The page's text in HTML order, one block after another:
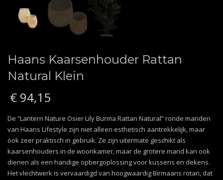
Haans Kaarsenhouder Rattan
Natural Klein
€ 94,15
De “Lantern Nature Osier Lily Burma Rattan Natural” ronde manden
van Haans Lifestyle zijn niet alleen esthetisch aantrekkelijk, maar
ook zeer praktisch in gebruik. Ze zijn uitermate geschikt als
kaarsenhouders in de woonkamer, maar de grotere mand kan ook
dienen als een handige opbergoplossing voor kussens en dekens.
Het vlechtwerk is vervaardigd van hoogwaardig Birmaans rotan, dat